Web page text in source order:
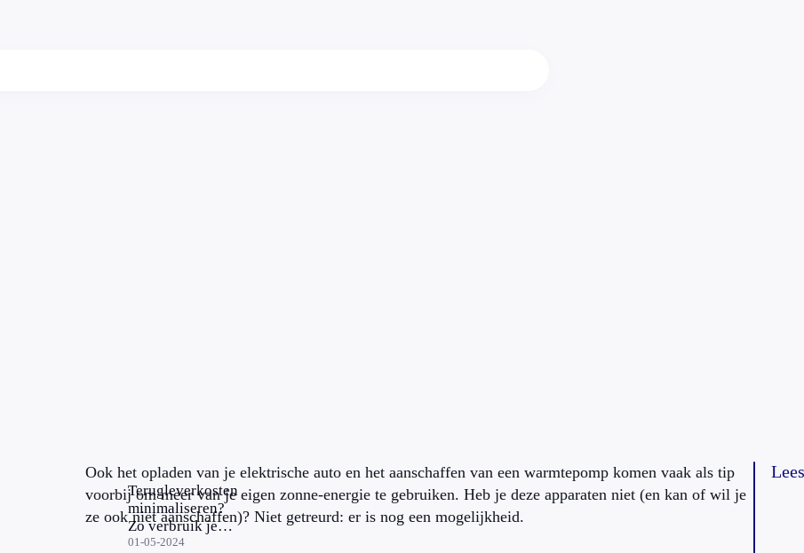
Terugleverkosten
minimaliseren?
Zo verbruik je
meer van je
01-05-2024
Ook het opladen van je elektrische auto en het aanschaffen van een warmtepomp komen vaak als tip
voorbij om meer van je eigen zonne-energie te gebruiken. Heb je deze apparaten niet (en kan of wil je
ze ook niet aanschaffen)? Niet getreurd: er is nog een mogelijkheid.